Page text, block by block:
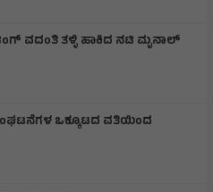
ವದಂತಿ ತಳ್ಳಿ ಹಾಕಿದ ನಟಿ ಮೃನಾಲ್
ಒಕ್ಕೂಟದ ವತಿಯಿಂದ